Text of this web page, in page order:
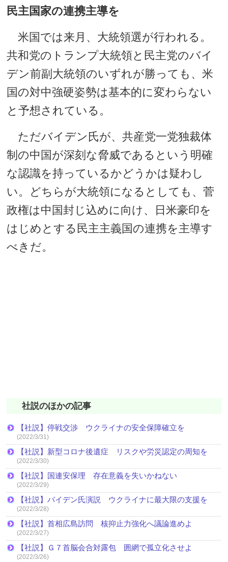
民主国家の連携主導を
米国では来月、大統領選が行われる。
共和党のトランプ大統領と民主党のバイ
デン前副大統領のいずれが勝っても、米
国の対中強硬姿勢は基本的に変わらない
と予想されている。
ただバイデン氏が、共産党一党独裁体
制の中国が深刻な脅威であるという明確
な認識を持っているかどうかは疑わし
い。どちらが大統領になるとしても、菅
政権は中国封じ込めに向け、日米豪印を
はじめとする民主主義国の連携を主導す
べきだ。
社説のほかの記事
【社説】停戦交渉 ウクライナの安全保障確立を
(2022/3/31)
【社説】新型コロナ後遺症 リスクや労災認定の周知を
(2022/3/30)
【社説】国連安保理 存在意義を失いかねない
(2022/3/29)
【社説】バイデン氏演説 ウクライナに最大限の支援を
(2022/3/28)
【社説】首相広島訪問 核抑止力強化へ議論進めよ
(2022/3/27)
【社説】Ｇ７首脳会合対露包 囲網で孤立化させよ
(2022/3/26)